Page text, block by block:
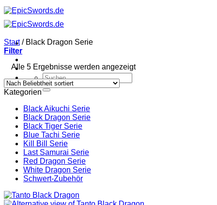
Zum
Inhalt
springen
Suchen
nach:
Start /Black Dragon Serie
Filter
Alle 5 Ergebnisse werden angezeigtNach
Kategorien
Black Aikuchi Serie
Black Dragon Serie
Black Tiger Serie
Blue Tachi Serie
Kill Bill Serie
Last Samurai Serie
Red Dragon Serie
White Dragon Serie
Schwert-Zubehör